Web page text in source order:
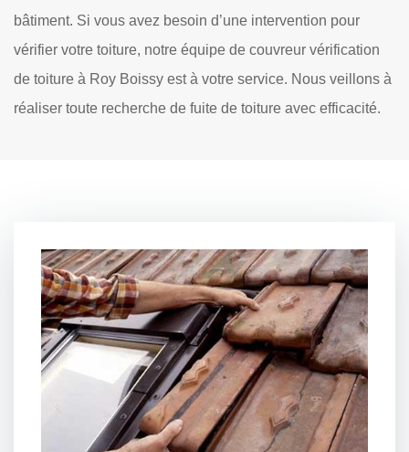
bâtiment. Si vous avez besoin d’une intervention pour
vérifier votre toiture, notre équipe de couvreur vérification
de toiture à Roy Boissy est à votre service. Nous veillons à
réaliser toute recherche de fuite de toiture avec efficacité.